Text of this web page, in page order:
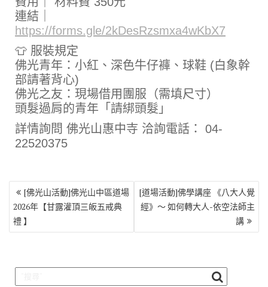
連結｜
https://forms.gle/2kDesRzsmxa4wKbX7
👕 服裝規定
佛光青年：小紅、深色牛仔褲、球鞋 (白象幹
部請著背心)
佛光之友：現場借用團服（需填尺寸）
頭髮過肩的青年「請綁頭髮」
詳情詢問 佛光山惠中寺 洽詢電話： 04-
22520375
文
章
導
覽
[佛光山活動]佛光山中區道場
2026年【甘露灌頂三皈五戒典
禮 】
[道場活動]佛學講座 《八大人覺
經》～ 如何轉大人-依空法師主
講